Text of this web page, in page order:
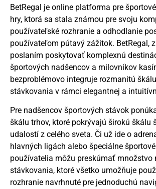
BetRegal je online platforma pre
hry, ktorá sa stala známou pre svoju
používateľské rozhranie a odhodlanie
používateľom pútavý zážitok. BetRegal,
poslaním poskytovať komplexnú
športových nadšencov a milovníkov
bezproblémovo integruje rozmanitú
stávkovania v rámci elegantnej a
Pre nadšencov športových stávok
škálu trhov, ktoré pokrývajú širokú škálu
udalostí z celého sveta. Či už ide o
hlavných ligách alebo špeciálne
používatelia môžu preskúmať množstvo
stávkovania, ktoré všetko umožňuje
rozhranie navrhnuté pre jednoduchú